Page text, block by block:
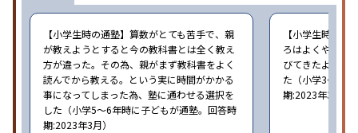
【小学生時の通塾】算数がとても苦手で、親
が教えようとすると今の教科書とは全く教え
方が違った。その為、親がまず教科書をよく
読んでから教える。という実に時間がかかる
事になってしまった為、塾に通わせる選択を
した（小学5〜6年時に子どもが通塾。回答時
期:2023年3月）
【小学生時の通
ろはよくやり方
びてきたようで
た（小学3〜6年
期:2023年3月）